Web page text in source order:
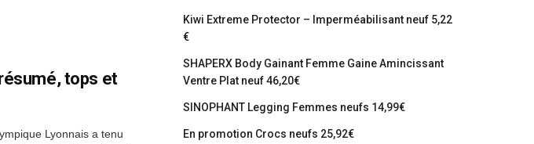
tops et
Lyonnais a tenu
Kiwi Extreme Protector – Imperméabilisant neuf 5,22
€
SHAPERX Body Gainant Femme Gaine Amincissant
Ventre Plat neuf 46,20€
SINOPHANT Legging Femmes neufs 14,99€
En promotion Crocs neufs 25,92€